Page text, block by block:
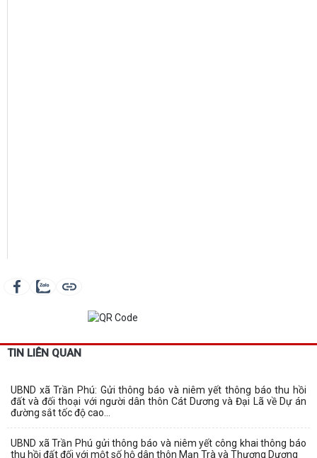
TIN LIÊN QUAN
UBND xã Trần Phú: Gửi thông báo và niêm yết thông báo thu hồi
đất và đối thoại với người dân thôn Cát Dương và Đại Lã về Dự án
đường sắt tốc độ cao...
UBND xã Trần Phú gửi thông báo và niêm yết công khai thông báo
thu hồi đất đối với một số hộ dân thôn Mạn Trà và Thượng Dương